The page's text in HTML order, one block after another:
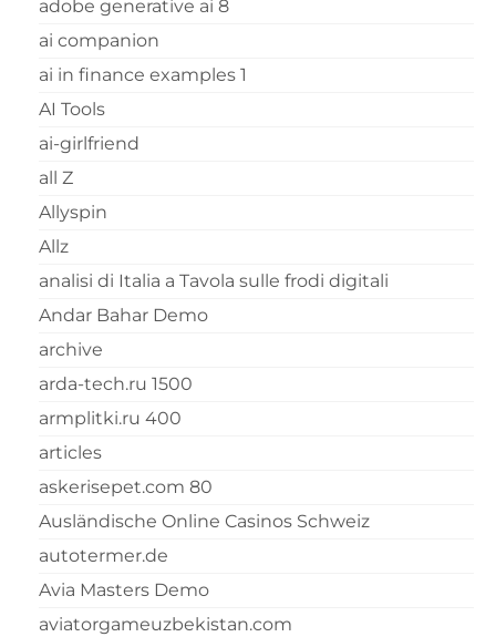
adobe generative ai 8
ai companion
ai in finance examples 1
AI Tools
ai-girlfriend
all Z
Allyspin
Allz
analisi di Italia a Tavola sulle frodi digitali
Andar Bahar Demo
archive
arda-tech.ru 1500
armplitki.ru 400
articles
askerisepet.com 80
Ausländische Online Casinos Schweiz
autotermer.de
Avia Masters Demo
aviatorgameuzbekistan.com